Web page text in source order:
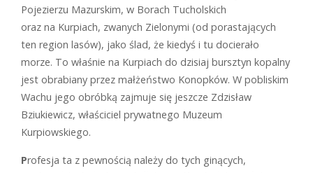
Pojezierzu Mazurskim, w Borach Tucholskich
oraz na Kurpiach, zwanych Zielonymi (od porastających
ten region lasów), jako ślad, że kiedyś i tu docierało
morze. To właśnie na Kurpiach do dzisiaj bursztyn kopalny
jest obrabiany przez małżeństwo Konopków. W pobliskim
Wachu jego obróbką zajmuje się jeszcze Zdzisław
Bziukiewicz, właściciel prywatnego Muzeum
Kurpiowskiego.
Profesja ta z pewnością należy do tych ginących,